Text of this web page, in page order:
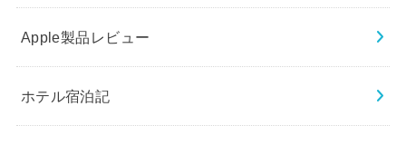
Apple製品レビュー
ホテル宿泊記